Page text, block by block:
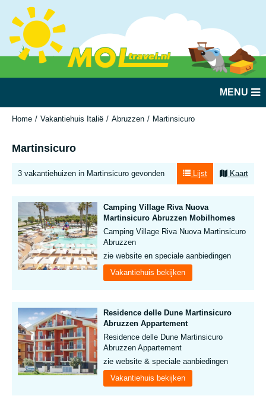
MENU
Home Vakantiehuis Italië Abruzzen Martinsicuro
Martinsicuro
3 vakantiehuizen in Martinsicuro gevonden Lijst Kaart
Camping Village Riva Nuova
Martinsicuro Abruzzen Mobilhomes
Camping Village Riva Nuova Martinsicuro
Abruzzen
zie website en speciale aanbiedingen
Vakantiehuis bekijken
Residence delle Dune Martinsicuro
Abruzzen Appartement
Residence delle Dune Martinsicuro
Abruzzen Appartement
zie website & speciale aanbiedingen
Vakantiehuis bekijken